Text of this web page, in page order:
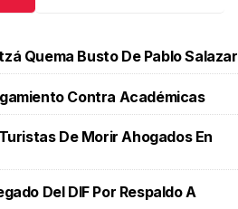
Quema Busto De Pablo Salazar
Contra Académicas
De Morir Ahogados En
Del DIF Por Respaldo A